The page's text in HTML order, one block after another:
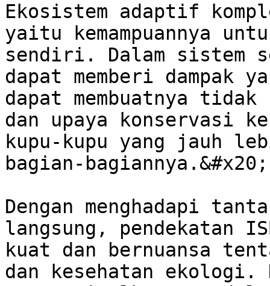
Ekosistem adaptif
yaitu kemampuannya
sendiri. Dalam sistem
dapat memberi dampak
dapat membuatnya tidak
dan upaya konservasi
kupu-kupu yang jauh
bagian-bagiannya.&#x20;
Dengan menghadapi
langsung, pendekatan
kuat dan bernuansa
dan kesehatan ekologi.